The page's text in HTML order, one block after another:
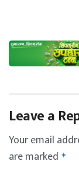
Leave a
Your email
are marked *